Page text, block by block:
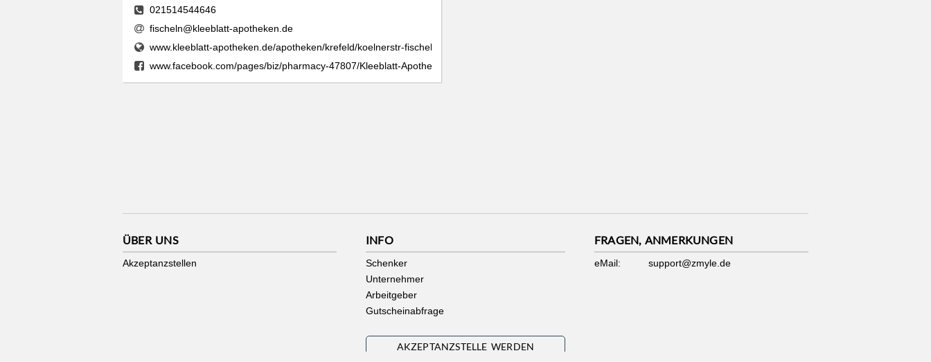
021514544646
fischeln@kleeblatt-apotheken.de
www.kleeblatt-apotheken.de/apotheken/krefeld/koelnerstr-fischeln.html
www.facebook.com/pages/biz/pharmacy-47807/Kleeblatt-Apotheke-in-Fischeln-745069722550426/
ÜBER UNS
Akzeptanzstellen
INFO
Schenker
Unternehmer
Arbeitgeber
Gutscheinabfrage
FRAGEN, ANMERKUNGEN
eMail: support@zmyle.de
AKZEPTANZSTELLE WERDEN